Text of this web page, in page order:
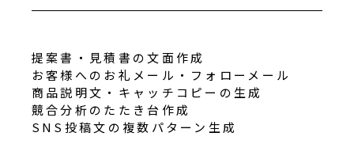
提案書・見積書の文面作成
お客様へのお礼メール・フォローメール
商品説明文・キャッチコピーの生成
競合分析のたたき台作成
SNS投稿文の複数パターン生成